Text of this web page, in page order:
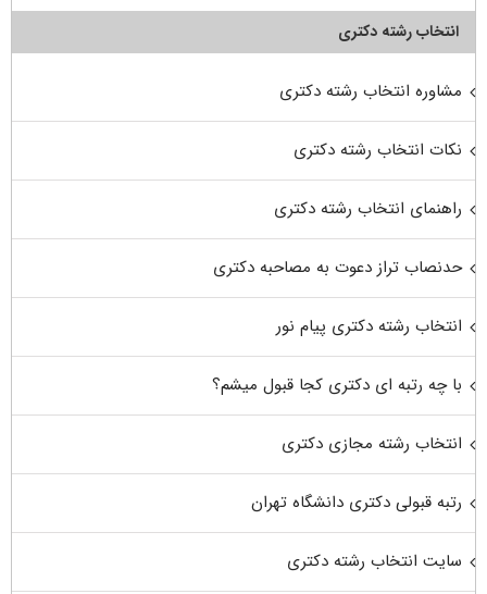
انتخاب رشته دکتری
مشاوره انتخاب رشته دکتری
نکات انتخاب رشته دکتری
راهنمای انتخاب رشته دکتری
حدنصاب تراز دعوت به مصاحبه دکتری
انتخاب رشته دکتری پیام نور
با چه رتبه ای دکتری کجا قبول میشم؟
انتخاب رشته مجازی دکتری
رتبه قبولی دکتری دانشگاه تهران
سایت انتخاب رشته دکتری